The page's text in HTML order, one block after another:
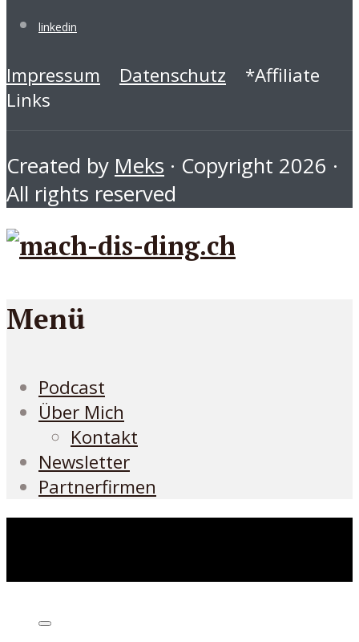
linkedin
Impressum Datenschutz *Affiliate
Links
Created by Meks · Copyright 2026 ·
All rights reserved
Menü
Podcast
Über Mich
Kontakt
Newsletter
Partnerfirmen